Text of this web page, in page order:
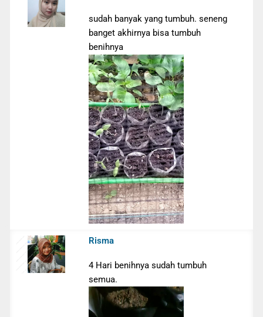
sudah banyak yang tumbuh. seneng
banget akhirnya bisa tumbuh
benihnya
Risma
4 Hari benihnya sudah tumbuh
semua.